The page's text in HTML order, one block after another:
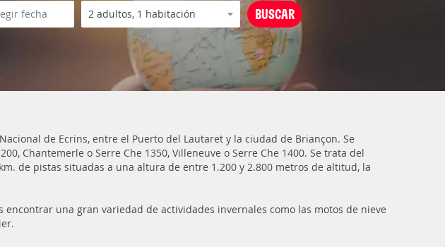
de Ecrins, entre el Puerto del Lautaret y la ciudad de Briançon. Se
Chantemerle o Serre Che 1350, Villeneuve o Serre Che 1400. Se trata del
de pistas situadas a una altura de entre 1.200 y 2.800 metros de altitud, la
encontrar una gran variedad de actividades invernales como las motos de nieve